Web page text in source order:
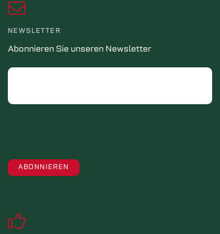
NEWSLETTER
Abonnieren Sie unseren Newsletter
Email